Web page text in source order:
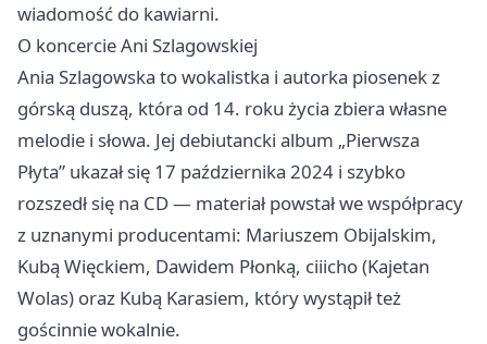
wiadomość do kawiarni.
O koncercie Ani Szlagowskiej
Ania Szlagowska to wokalistka i autorka piosenek z
górską duszą, która od 14. roku życia zbiera własne
melodie i słowa. Jej debiutancki album „Pierwsza
Płyta” ukazał się 17 października 2024 i szybko
rozszedł się na CD — materiał powstał we współpracy
z uznanymi producentami: Mariuszem Obijalskim,
Kubą Więckiem, Dawidem Płonką, ciiicho (Kajetan
Wolas) oraz Kubą Karasiem, który wystąpił też
gościnnie wokalnie.